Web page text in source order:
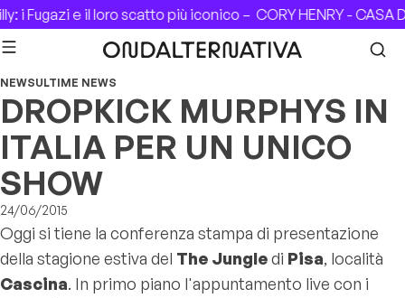
Skip to content
Fugazi e il loro scatto più iconico –CORY HENRY - CASA
NEWSULTIME NEWS
DROPKICK MURPHYS IN
ITALIA PER UN UNICO
SHOW
24/06/2015
Oggi si tiene la conferenza stampa di presentazione
della stagione estiva del The Jungledi Pisa, località
Cascina. In primo piano l'appuntamento live con i